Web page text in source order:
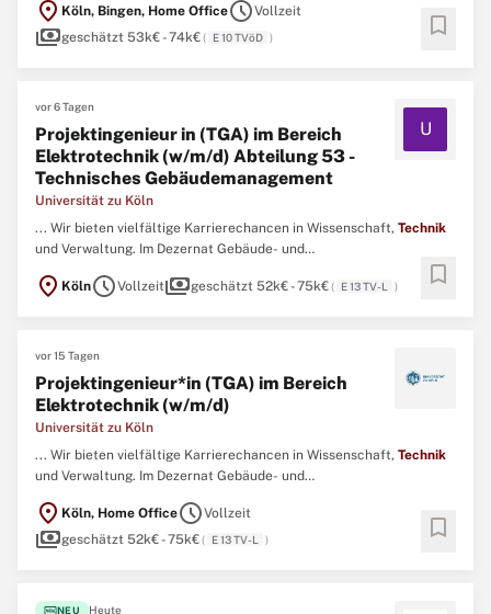
Sarmsheim, Niederheimbach, Oberdiebach, Oberheimbach,
Trechtingshausen, Waldalgesheim und Weiler sowie der Stadt
location_on Köln, Bingen, Home OfficescheduleVollzeit
paymentsgeschätzt 53k€ - 74k€( E 10 TVöD ) bookmark
vor 6 Tagen
Projektingenieur in (TGA) im Bereich
Elektrotechnik (w/m/d) Abteilung 53 -
Technisches Gebäudemanagement
Universität zu Köln
U
... Wir bieten vielfältige Karrierechancen in Wissenschaft, Technik
und Verwaltung. Im Dezernat Gebäude- und
Schwerpunkt Elektrotechnik im Fachbereich Zentrale Dienste /
location_on KölnscheduleVollzeitpaymentsgeschätzt 52k€ - 75k€( E 13 TV-L ) bookmark
vor 15 Tagen
Projektingenieur*in (TGA) im Bereich
Elektrotechnik (w/m/d)
Universität zu Köln
... Wir bieten vielfältige Karrierechancen in Wissenschaft, Technik
und Verwaltung. Im Dezernat Gebäude- und
Schwerpunkt Elektrotechnik im Fachbereich Zentrale Dienste /
TGA, Abteilung 53 Technisches Gebäudemanagement gesucht. ...
location_on Köln, Home OfficescheduleVollzeit
paymentsgeschätzt 52k€ - 75k€( E 13 TV-L ) bookmark
fiber_newNEU Heute